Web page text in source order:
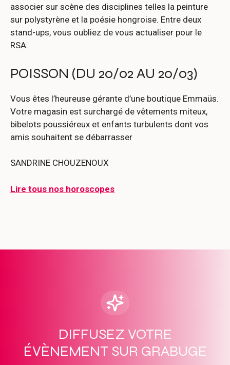
associer sur scène des disciplines telles la peinture
sur polystyrène et la poésie hongroise. Entre deux
stand-ups, vous oubliez de vous actualiser pour le
RSA.
POISSON (DU 20/02 AU 20/03)
Vous êtes l’heureuse gérante d’une boutique Emmaüs.
Votre magasin est surchargé de vêtements miteux,
bibelots poussiéreux et enfants turbulents dont vos
amis souhaitent se débarrasser
SANDRINE CHOUZENOUX
Lire tous nos horoscopes
DIFFUSEZ VOTRE
ÉVÈNEMENT SUR GRABUGE